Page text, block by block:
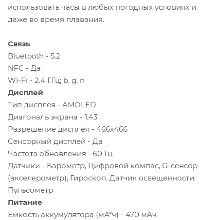
использовать часы в любых погодных условиях и
даже во время плавания.
Связь
Bluetooth - 5.2
NFC - Да
Wi-Fi - 2.4 ГГц; b, g, n
Дисплей
Тип дисплея - AMOLED
Диагональ экрана - 1,43
Разрешение дисплея - 466x466
Сенсорный дисплей - Да
Частота обновления - 60 Гц
Датчики - Барометр, Цифровой компас, G-сенсор
(акселерометр), Гироскоп, Датчик освещенности,
Пульсометр
Питание
Емкость аккумулятора (мА*ч) - 470 мАч